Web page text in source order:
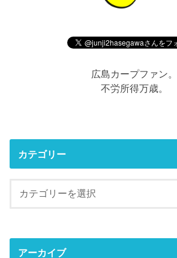
広島カープファン。
不労所得万歳。
カテゴリー
アーカイブ